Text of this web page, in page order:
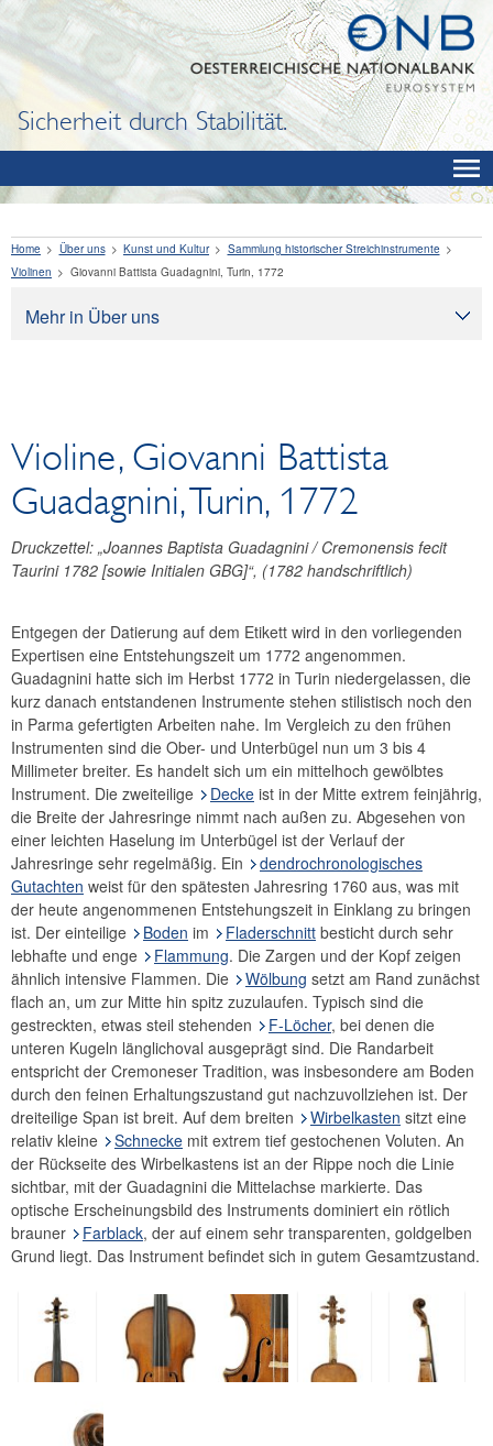
Sicherheit durch Stabilität.
Mehr in Über uns
Rechtliche Grundlagen
Corporate Governance
Jahresabschluss
Unternehmensgeschichte
Bankhistorisches Archiv
OeNB-Finanzbildung
Forschungsförderung
Kunst und Kultur
Sammlung historischer Streichinstrumente
Geigenbauer
Violinen
Violen
Violoncelli
Glossar
Leihnahme
Sammlung Oesterreichische Nationalbank
Home Über uns Kunst und Kultur
Sammlung historischer Streichinstrumente
Violinen
Giovanni Battista Guadagnini, Turin, 1772
Violine, Giovanni Battista
Guadagnini, Turin, 1772
Druckzettel: „Joannes Baptista Guadagnini / Cremonensis fecit
Taurini 1782 [sowie Initialen GBG]“, (1782 handschriftlich)
Entgegen der Datierung auf dem Etikett wird in den vorliegenden
Expertisen eine Entstehungszeit um 1772 angenommen.
Guadagnini hatte sich im Herbst 1772 in Turin niedergelassen, die
kurz danach entstandenen Instrumente stehen stilistisch noch den
in Parma gefertigten Arbeiten nahe. Im Vergleich zu den frühen
Instrumenten sind die Ober- und Unterbügel nun um 3 bis 4
Millimeter breiter. Es handelt sich um ein mittelhoch gewölbtes
Instrument. Die zweiteilige
Decke ist in der Mitte extrem feinjährig,
die Breite der Jahresringe nimmt nach außen zu. Abgesehen von
einer leichten Haselung im Unterbügel ist der Verlauf der
Jahresringe sehr regelmäßig. Ein
dendrochronologisches
Gutachten weist für den spätesten Jahresring 1760 aus, was mit
der heute angenommenen Entstehungszeit in Einklang zu bringen
ist. Der einteilige
Boden im Fladerschnitt besticht durch sehr
lebhafte und enge
Flammung. Die Zargen und der Kopf zeigen
ähnlich intensive Flammen. Die
Wölbung setzt am Rand zunächst
flach an, um zur Mitte hin spitz zuzulaufen. Typisch sind die
gestreckten, etwas steil stehenden
F-Löcher, bei denen die
unteren Kugeln länglichoval ausgeprägt sind. Die Randarbeit
entspricht der Cremoneser Tradition, was insbesondere am Boden
durch den feinen Erhaltungszustand gut nachzuvollziehen ist. Der
dreiteilige Span ist breit. Auf dem breiten
Wirbelkasten sitzt eine
relativ kleine
Schnecke mit extrem tief gestochenen Voluten. An
der Rückseite des Wirbelkastens ist an der Rippe noch die Linie
sichtbar, mit der Guadagnini die Mittelachse markierte. Das
optische Erscheinungsbild des Instruments dominiert ein rötlich
brauner
Farblack, der auf einem sehr transparenten, goldgelben
Grund liegt. Das Instrument befindet sich in gutem Gesamtzustand.